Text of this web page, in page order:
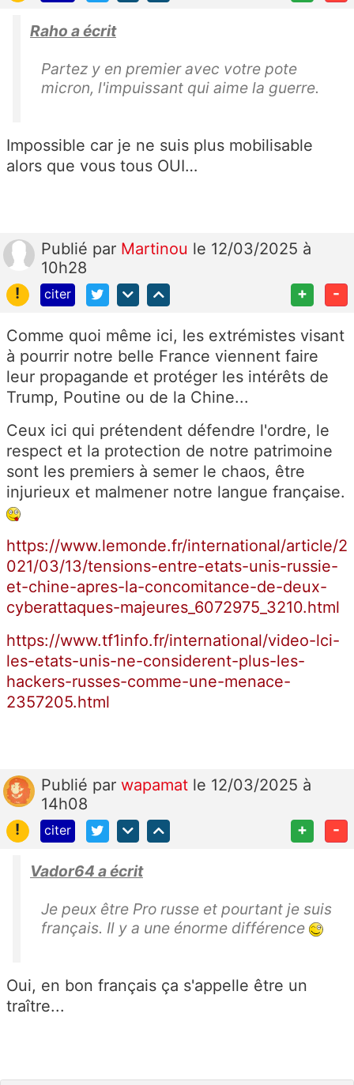
Raho a écrit
Partez y en premier avec votre pote
micron, l'impuissant qui aime la guerre.
Impossible car je ne suis plus mobilisable
alors que vous tous OUI…
Publié par Martinou le 12/03/2025 à
10h28
!
citer + -
Comme quoi même ici, les extrémistes visant
à pourrir notre belle France viennent faire
leur propagande et protéger les intérêts de
Trump, Poutine ou de la Chine...
Ceux ici qui prétendent défendre l'ordre, le
respect et la protection de notre patrimoine
sont les premiers à semer le chaos, être
injurieux et malmener notre langue française.
https://www.lemonde.fr/international/article/2
021/03/13/tensions-entre-etats-unis-russie-
et-chine-apres-la-concomitance-de-deux-
cyberattaques-majeures_6072975_3210.html
https://www.tf1info.fr/international/video-lci-
les-etats-unis-ne-considerent-plus-les-
hackers-russes-comme-une-menace-
2357205.html
Publié par wapamat le 12/03/2025 à
14h08
!
citer + -
Vador64 a écrit
Je peux être Pro russe et pourtant je suis
français. Il y a une énorme différence
Oui, en bon français ça s'appelle être un
traître...